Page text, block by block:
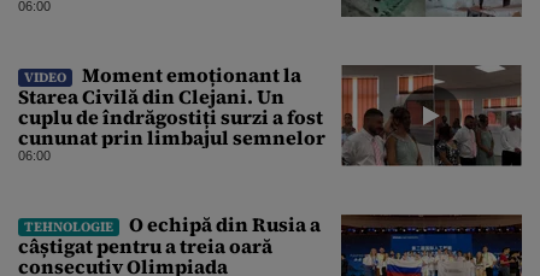
s-au umplut de schiori
06:00
VIDEO
Moment emoționant la
Starea Civilă din Clejani. Un
cuplu de îndrăgostiți surzi a fost
cununat prin limbajul semnelor
06:00
TEHNOLOGIE
O echipă din Rusia a
câștigat pentru a treia oară
consecutiv Olimpiada